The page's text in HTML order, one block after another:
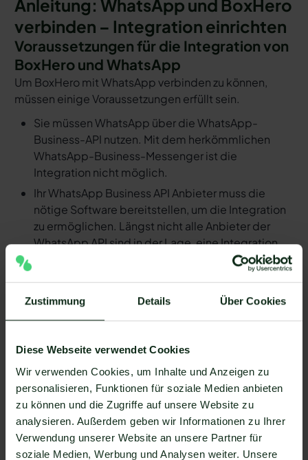
Zustimmung Details Über Cookies
Diese Webseite verwendet Cookies
Wir verwenden Cookies, um Inhalte und Anzeigen zu
personalisieren, Funktionen für soziale Medien anbieten
zu können und die Zugriffe auf unsere Website zu
analysieren. Außerdem geben wir Informationen zu Ihrer
Verwendung unserer Website an unsere Partner für
soziale Medien, Werbung und Analysen weiter. Unsere
Anleitung: WhatsApp und BoxHero
verbinden – Integration einrichten
Voraussetzungen für die Integration von
BoxHero und WhatsApp
Um BoxHero mit WhatsApp verbinden zu können,
müssen einige Voraussetzungen erfüllt sein.
Sie müssen WhatsApp über die WhatsApp-
Business-API nutzen. Mit dem herkömmlichen
WhatsApp-Business-Messenger ist die
Integration nicht möglich.
Ihr WhatsApp Business API Anbieter muss die
nötige Software bereitstellen, um die Integration
zu ermöglichen. Längst nicht alle Anbieter der
WhatsApp API sind in der Lage, eine Integration
von BoxHero und WhatsApp zu ermöglichen. Mit
Mateo stehen Ihnen dank der Zapier Integration
über 6.000 Apps zur Verfügung, die Sie mit
WhatsApp verbinden können. Darunter ist
natürlich auch BoxHero !
Da der Einrichtungsprozess der Integration je nach
dem Anbieter der WhatsApp API Schnittstelle
differenziert, gibt es keine allgemein gültige
Anleitung. Wir zeigen Ihnen im Folgenden, wie die
Einrichtung der Integration von BoxHero und
WhatsApp mit Mateo funktioniert.
So funktioniert die Integration von